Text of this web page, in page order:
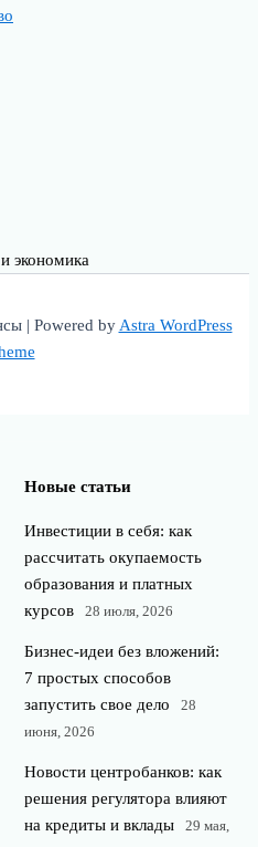
экономика
| Powered byAstra WordPress
Новые статьи
Инвестиции в себя: как
рассчитать окупаемость
образования и платных
курсов
28 июля, 2026
Бизнес-идеи без вложений:
7 простых способов
запустить свое дело
28
июня, 2026
Новости центробанков: как
решения регулятора влияют
на кредиты и вклады
29 мая,